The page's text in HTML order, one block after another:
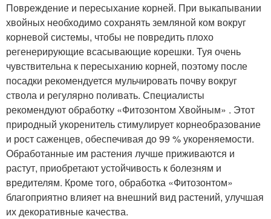
Повреждение и пересыхание корней. При выкапывании
хвойных необходимо сохранять земляной ком вокруг
корневой системы, чтобы не повредить плохо
регенерирующие всасывающие корешки. Туя очень
чувствительна к пересыханию корней, поэтому после
посадки рекомендуется мульчировать почву вокруг
ствола и регулярно поливать. Специалисты
рекомендуют обработку «Фитозонтом Хвойным» . Этот
природный укоренитель стимулирует корнеобразование
и рост саженцев, обеспечивая до 99 % укореняемости.
Обработанные им растения лучше приживаются и
растут, приобретают устойчивость к болезням и
вредителям. Кроме того, обработка «Фитозонтом»
благоприятно влияет на внешний вид растений, улучшая
их декоративные качества.